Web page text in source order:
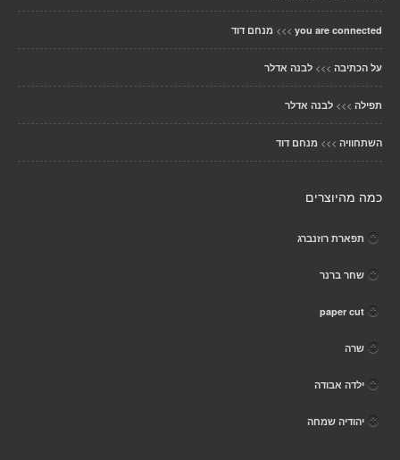
you are connected
>>> מנחם דוד
על הכתיבה >>> לבנה אדלר
תפילה >>> לבנה אדלר
השתחוויה >>> מנחם דוד
כמה מהיוצרים
תפארת רוזנברג
שחר ברנר
paper cut
שרה
ילדה אבודה
יהודיה שמחה